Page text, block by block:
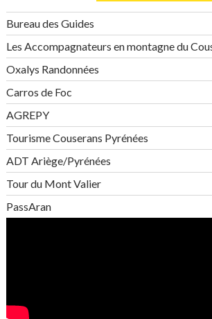
Bureau des Guides
Les Accompagnateurs en montagne du
Oxalys Randonnées
Carros de Foc
AGREPY
Tourisme Couserans Pyrénées
ADT Ariège/Pyrénées
Tour du Mont Valier
PassAran